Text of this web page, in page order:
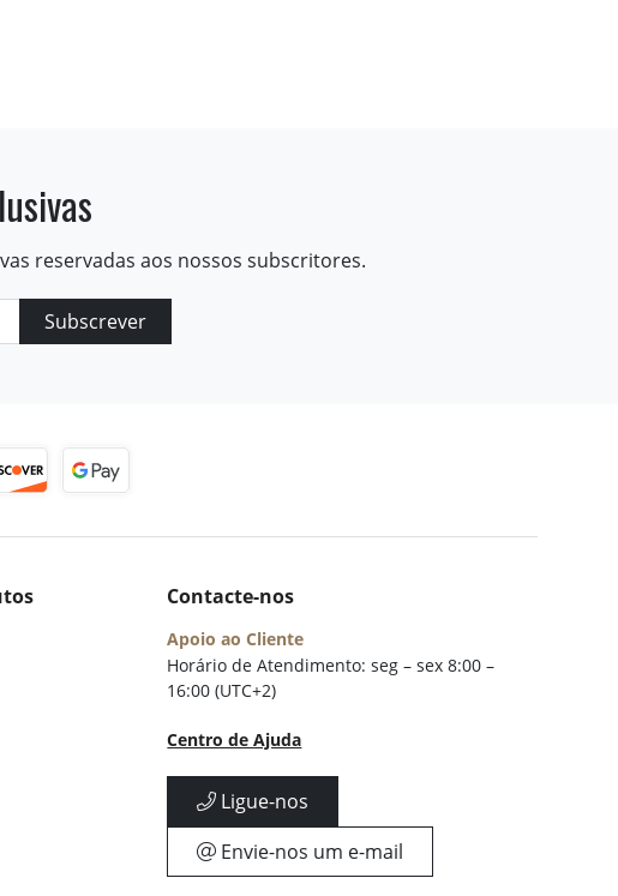
reservadas aos nossos subscritores.
Subscrever
Contacte-nos
Apoio ao Cliente
Horário de Atendimento: seg – sex 8:00 –
16:00 (UTC+2)
Centro de Ajuda
Ligue-nos
Envie-nos um e-mail